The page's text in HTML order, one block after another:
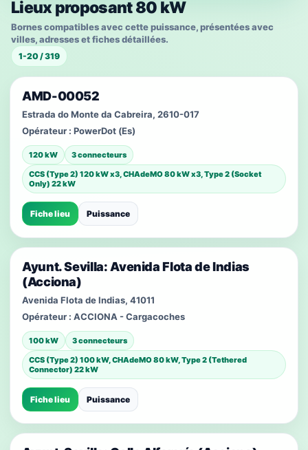
Lieux proposant 80 kW
Bornes compatibles avec cette puissance, présentées avec
villes, adresses et fiches détaillées.
1-20 / 319
AMD-00052
Estrada do Monte da Cabreira, 2610-017
Opérateur : PowerDot (Es)
120 kW
3 connecteurs
CCS (Type 2) 120 kW x3, CHAdeMO 80 kW x3, Type 2 (Socket
Only) 22 kW
Fiche lieu Puissance
Ayunt. Sevilla: Avenida Flota de Indias
(Acciona)
Avenida Flota de Indias, 41011
Opérateur : ACCIONA - Cargacoches
100 kW
3 connecteurs
CCS (Type 2) 100 kW, CHAdeMO 80 kW, Type 2 (Tethered
Connector) 22 kW
Fiche lieu Puissance